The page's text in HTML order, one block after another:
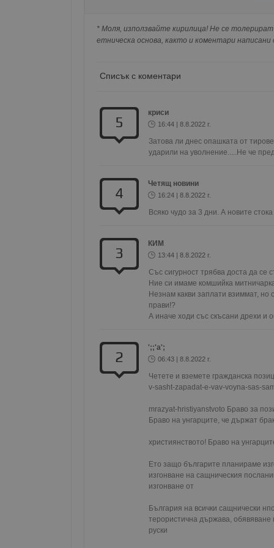
съхранявана при нас или показвана на
* Моля, използвайте кирилица! Не се
етническа основа, както и коментари написани
Списък с коментари
5
криси
16:44 | 8.8.2022 г.
Затова ли днес опашката от
ударили на уволнение.....Не че
4
Четящ новини
16:24 | 8.8.2022 г.
Всяко чудо за 3 дни. А новите
3
КИМ
13:44 | 8.8.2022 г.
Със сигурност трябва доста да се
Ние си имаме комшийка
Незнам какви заплати взиммат, но
прави!?
А иначе ходи със скъсани дрехи и
2
';;'a';
06:43 | 8.8.2022 г.
Четете и вземете гражданска
v-sasht-zapadat-e-vav-voyna-sas-
mrazyat-hristiyanstvoto Браво за
Браво на унгарците, че държат
християнството! Браво на
Ето защо българите планираме
изгонване на сащническия
изгонване от
България на всички сащнически
терористична държава,
руски
receive-cookie-
ASP.NET_SessionId
__gfp_s_64b
FCCDCF
Gtest
Gdyn
_sharedID
mid
Meta
Inc.
__Secure-YNID
cfz_google-analytics_v4